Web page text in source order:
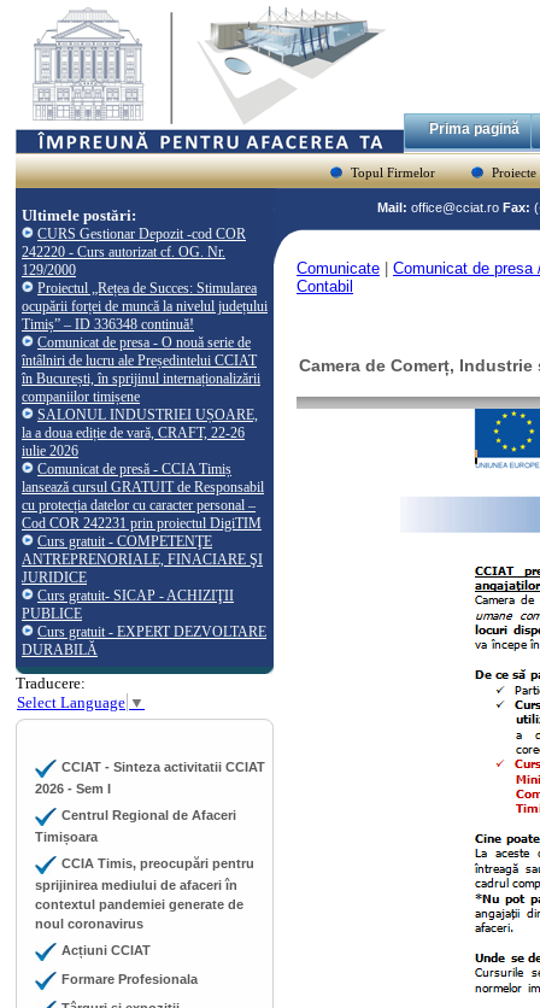
Prima pagină
Topul Firmelor Proiecte
Ultimele postări:
CURS Gestionar Depozit -cod COR
242220 - Curs autorizat cf. OG. Nr.
129/2000
Proiectul „Rețea de Succes: Stimularea
ocupării forței de muncă la nivelul județului
Timiș” – ID 336348 continuă!
Comunicat de presa - O nouă serie de
întâlniri de lucru ale Președintelui CCIAT
în București, în sprijinul internaționalizării
companiilor timișene
SALONUL INDUSTRIEI UȘOARE,
la a doua ediție de vară, CRAFT, 22-26
iulie 2026
Comunicat de presă - CCIA Timiș
lansează cursul GRATUIT de Responsabil
cu protecția datelor cu caracter personal –
Cod COR 242231 prin proiectul DigiTIM
Curs gratuit - COMPETENŢE
ANTREPRENORIALE, FINACIARE ŞI
JURIDICE
Curs gratuit- SICAP - ACHIZIŢII
PUBLICE
Curs gratuit - EXPERT DEZVOLTARE
DURABILĂ
Traducere:
Select Language ▼
CCIAT - Sinteza activitatii CCIAT
2026 - Sem I
Centrul Regional de Afaceri
Timișoara
CCIA Timis, preocupări pentru
sprijinirea mediului de afaceri în
contextul pandemiei generate de
noul coronavirus
Acțiuni CCIAT
Formare Profesionala
Mail: office@cciat.ro Fax:
Comunicate
Comunicat de presa
Contabil
Camera de Comerț,